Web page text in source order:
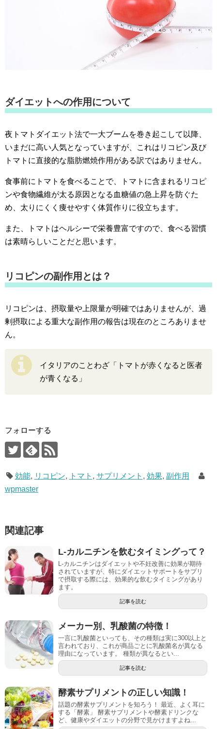
ダイエットへの作用について
夜トマトダイエット法で一大ブームを巻き起こして以降、
いまだに高い人気となっていますが、これはリコピン及び
トマトに直接的な脂肪燃焼作用がある訳ではありません。
食事前にトマトを食べることで、トマトに含まれるリコピ
ンや食物繊維が太る原因となる血糖値の急上昇を防ぐた
め、太りにくく痩せやすく体質作りに役立ちます。
また、トマトはヘルシーで栄養豊富ですので、食べる習慣
は素晴らしいことだと思います。
リコピンの副作用とは？
リコピンは、摂取量や上限量が明確ではありませんが、過
剰摂取による重大な副作用の報告は現在のところありませ
ん。
イタリアのことわざ「トマトが赤くなると医者
が青くなる」
フォローする
効能, リコピン, トマト , サプリメント , 効果, 副作用
wpmaster
関連記事
L-カルニチンを飲むタイミングって？
L-カルニチンはダイエットや不妊改善に効果が期待
されていますが、特にダイエットサポートをサプリ
で摂取する際には、効果的な飲むタイミングがあり
ます。
記事を読む
メーカー別、乳酸菌の特徴！
一言に乳酸菌といっても、その種類は実に300以上と
言われており、これが商品ごとに乳酸菌名が異なる
理由になっています。 種類が異なるとい...
記事を読む
酵素サプリメントの正しい知識！
話題の酵素サプリメントを知ろう！ 最近、よく耳に
する「酵素」 酵素サプリメントや酵素ドリンクな
ど、健康やダイエットの分野で見かけますよね...